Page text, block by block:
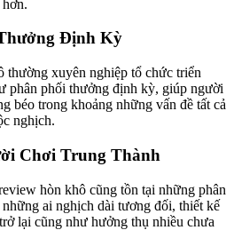
Định Kỳ
xuyên nghiệp tổ chức triển
phân phối thưởng định kỳ, giúp người
béo trong khoảng những vấn đề tất cả
nghịch.
Chơi Trung Thành
hòn khô cũng tồn tại những phân
ai nghịch dài tương đối, thiết kế
lại cũng như hưởng thụ nhiều chưa